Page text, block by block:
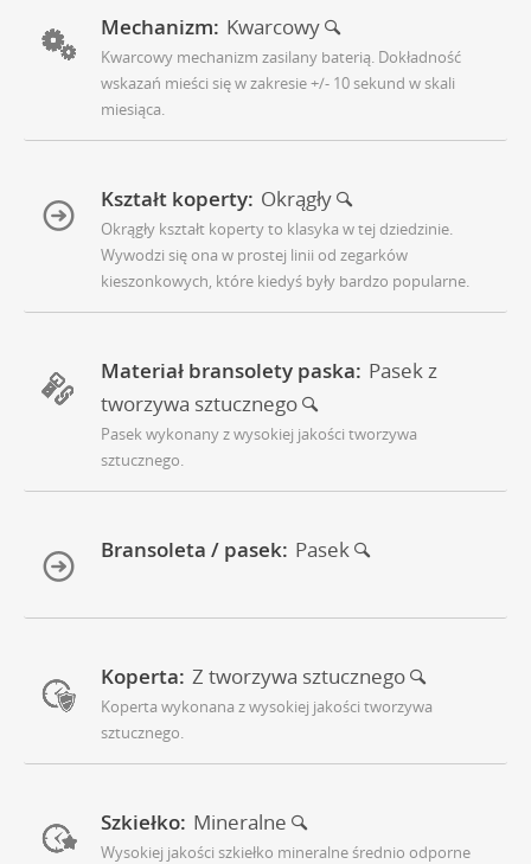
Mechanizm: Kwarcowy
Kwarcowy mechanizm zasilany baterią. Dokładność
wskazań mieści się w zakresie +/- 10 sekund w skali
miesiąca.
Kształt koperty: Okrągły
Okrągły kształt koperty to klasyka w tej dziedzinie.
Wywodzi się ona w prostej linii od zegarków
kieszonkowych, które kiedyś były bardzo popularne.
Materiał bransolety paska: Pasek z
tworzywa sztucznego
Pasek wykonany z wysokiej jakości tworzywa
sztucznego.
Bransoleta / pasek: Pasek
Koperta: Z tworzywa sztucznego
Koperta wykonana z wysokiej jakości tworzywa
sztucznego.
Szkiełko: Mineralne
Wysokiej jakości szkiełko mineralne średnio odporne